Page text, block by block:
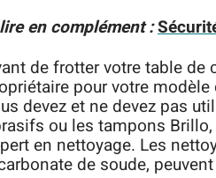
en complément :
de frotter votre table de
pour votre
devez et ne devez pas
ou les tampons
en nettoyage. Les
de soude,